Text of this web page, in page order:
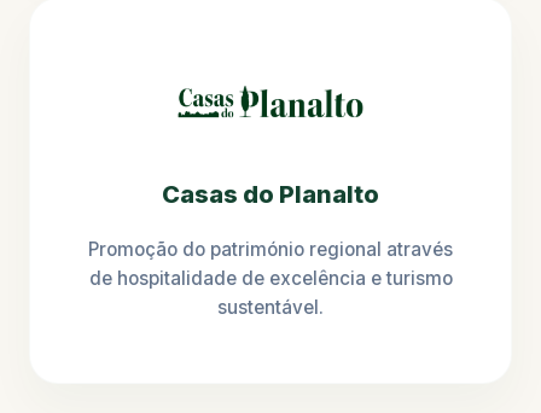
Casas do Planalto
Promoção do património regional através
de hospitalidade de excelência e turismo
sustentável.